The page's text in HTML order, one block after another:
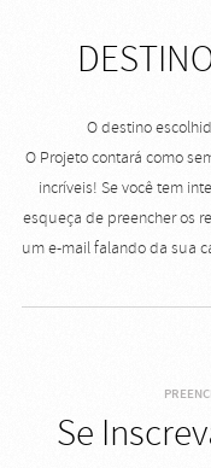
O destino
O Projeto contará como
incríveis! Se você tem
esqueça de preencher os
um e-mail falando da sua
Se